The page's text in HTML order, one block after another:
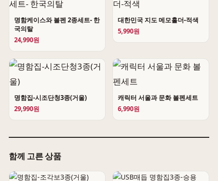
명함케이스와 볼펜 2종세트- 한
국의탈
24,990원
대한민국 지도 메모홀더-적색
5,990원
명함집-시조단청3종(거울)
29,990원
캐릭터 서울과 문화 볼펜세트
6,990원
함께 고른 상품